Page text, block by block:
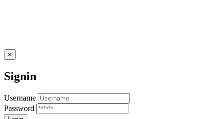
×
Signin
Username
Password